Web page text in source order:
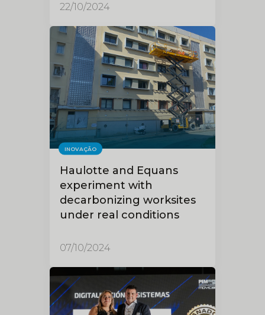
22/10/2024
INOVAÇÃO
Haulotte and Equans
experiment with
decarbonizing worksites
under real conditions
07/10/2024